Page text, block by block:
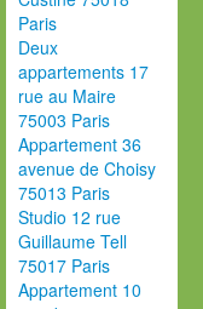
Paris
Deux
appartements 17
rue au Maire
75003 Paris
Appartement 36
avenue de Choisy
75013 Paris
Studio 12 rue
Guillaume Tell
75017 Paris
Appartement 10